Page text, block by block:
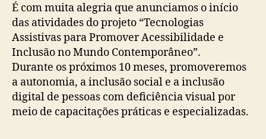
É com muita alegria que anunciamos o início
das atividades do projeto “Tecnologias
Assistivas para Promover Acessibilidade e
Inclusão no Mundo Contemporâneo”.
Durante os próximos 10 meses, promoveremos
a autonomia, a inclusão social e a inclusão
digital de pessoas com deficiência visual por
meio de capacitações práticas e especializadas.